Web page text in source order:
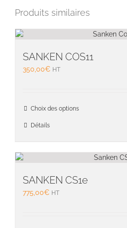
Produits similaires
SANKEN COS11
350,00€ HT
Choix des options
Détails
SANKEN CS1e
775,00€ HT